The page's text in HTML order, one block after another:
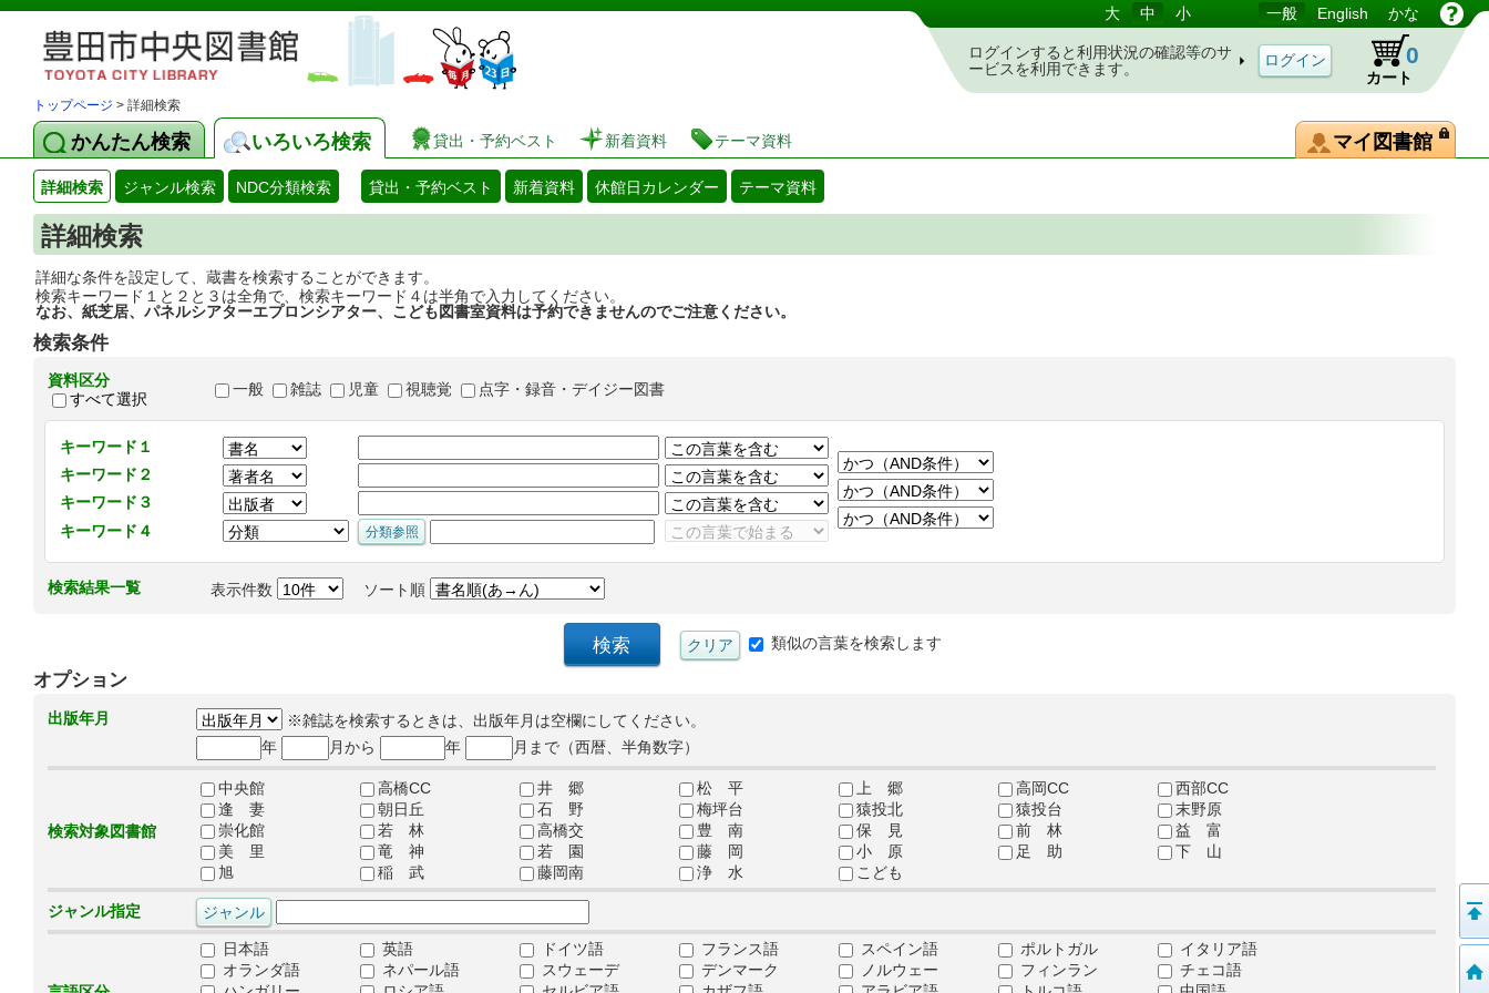
図書館 蔵書検索・予約システム 大 中 小 一般 English かな
ログインすると利用状況の確認等のサ
ービスを利用できます。
カート
0
トップページ > 詳細検索
かんたん検索 いろいろ検索 貸出・予約ベスト 新着資料 テーマ資料 マイ図書館
詳細検索 ジャンル検索 NDC分類検索 貸出・予約ベスト 新着資料 休館日カレンダー テーマ資料
詳細検索
詳細な条件を設定して、蔵書を検索することができます。
検索キーワード１と２と３は全角で、検索キーワード４は半角で入力してください。
なお、紙芝居、パネルシアターエプロンシアター、こども図書室資料は予約できませんのでご注意ください。
検索条件
資料区分
すべて選択
一般 雑誌 児童 視聴覚 点字・録音・デイジー図書
キーワード１
キーワード２
キーワード３
キーワード４
検索結果一覧 表示件数 ソート順
類似の言葉を検索します
オプション
出版年月
※雑誌を検索するときは、出版年月は空欄にしてください。
年
月から 年 月まで（西暦、半角数字）
検索対象図書館
中央館 高橋CC 井 郷 松 平 上 郷 高岡CC
西部CC
逢 妻
朝日丘 石 野 梅坪台 猿投北 猿投台
末野原
崇化館
若 林 高橋交 豊 南 保 見 前 林
益 富
美 里
竜 神 若 園 藤 岡 小 原 足 助
下 山
旭
稲 武 藤岡南 浄 水 こども
ジャンル指定
日本語 英語 ドイツ語 フランス語 スペイン語 ポルトガル
イタリア語
オランダ語
ネパール語 スウェーデ デンマーク ノルウェー フィンラン
チェコ語